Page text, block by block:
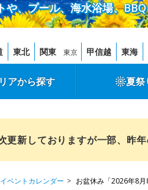
や、プール、海水浴場、
東北 関東 東京 甲信越 東海
アから探す 夏祭
更新しておりますが一部、昨
ベントカレンダー お盆休み「2026年8